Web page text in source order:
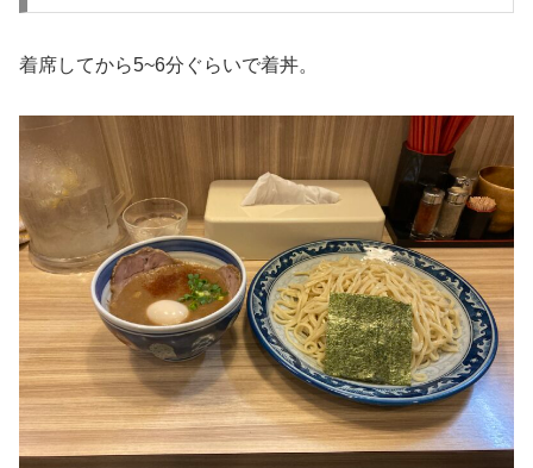
着席してから5~6分ぐらいで着丼。